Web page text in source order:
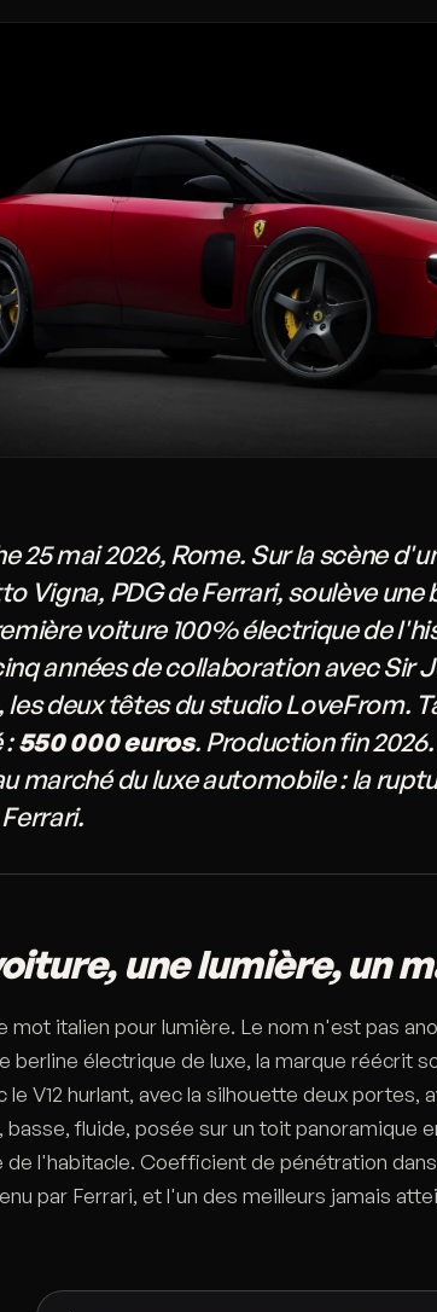
25 mai 2026, Rome. Sur la scène
Vigna, PDG de Ferrari, soulève une
voiture 100% électrique de
années de collaboration avec Sir
les deux têtes du studio LoveFrom.
:550 000 euros. Production fin
marché du luxe automobile : la
une lumière, un
mot italien pour lumière. Le nom n'est pas
berline électrique de luxe, la marque réécrit
le V12 hurlant, avec la silhouette deux portes,
basse, fluide, posée sur un toit panoramique
de l'habitacle. Coefficient de pénétration
par Ferrari, et l'un des meilleurs jamais